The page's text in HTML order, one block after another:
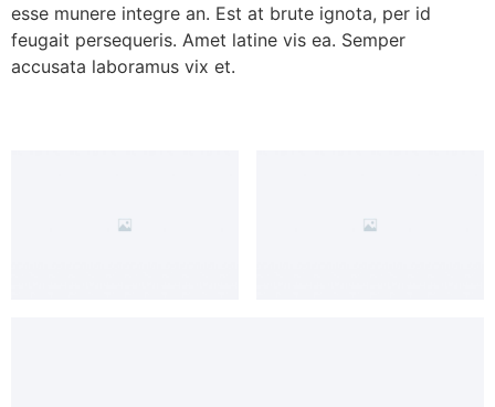
esse munere integre an. Est at brute ignota, per id
feugait persequeris. Amet latine vis ea. Semper
accusata laboramus vix et.